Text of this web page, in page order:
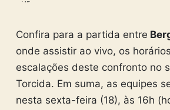
Confira para a partida entre
onde assistir ao vivo, os
escalações deste confronto no
Torcida. Em suma, as equipes
nesta sexta-feira (18), às 16h